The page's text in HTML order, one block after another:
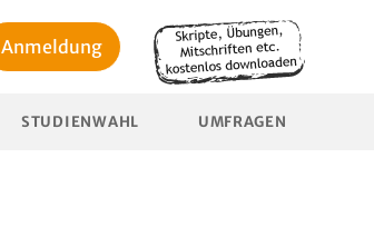
Anmeldung
STUDIENWAHL UMFRAGEN